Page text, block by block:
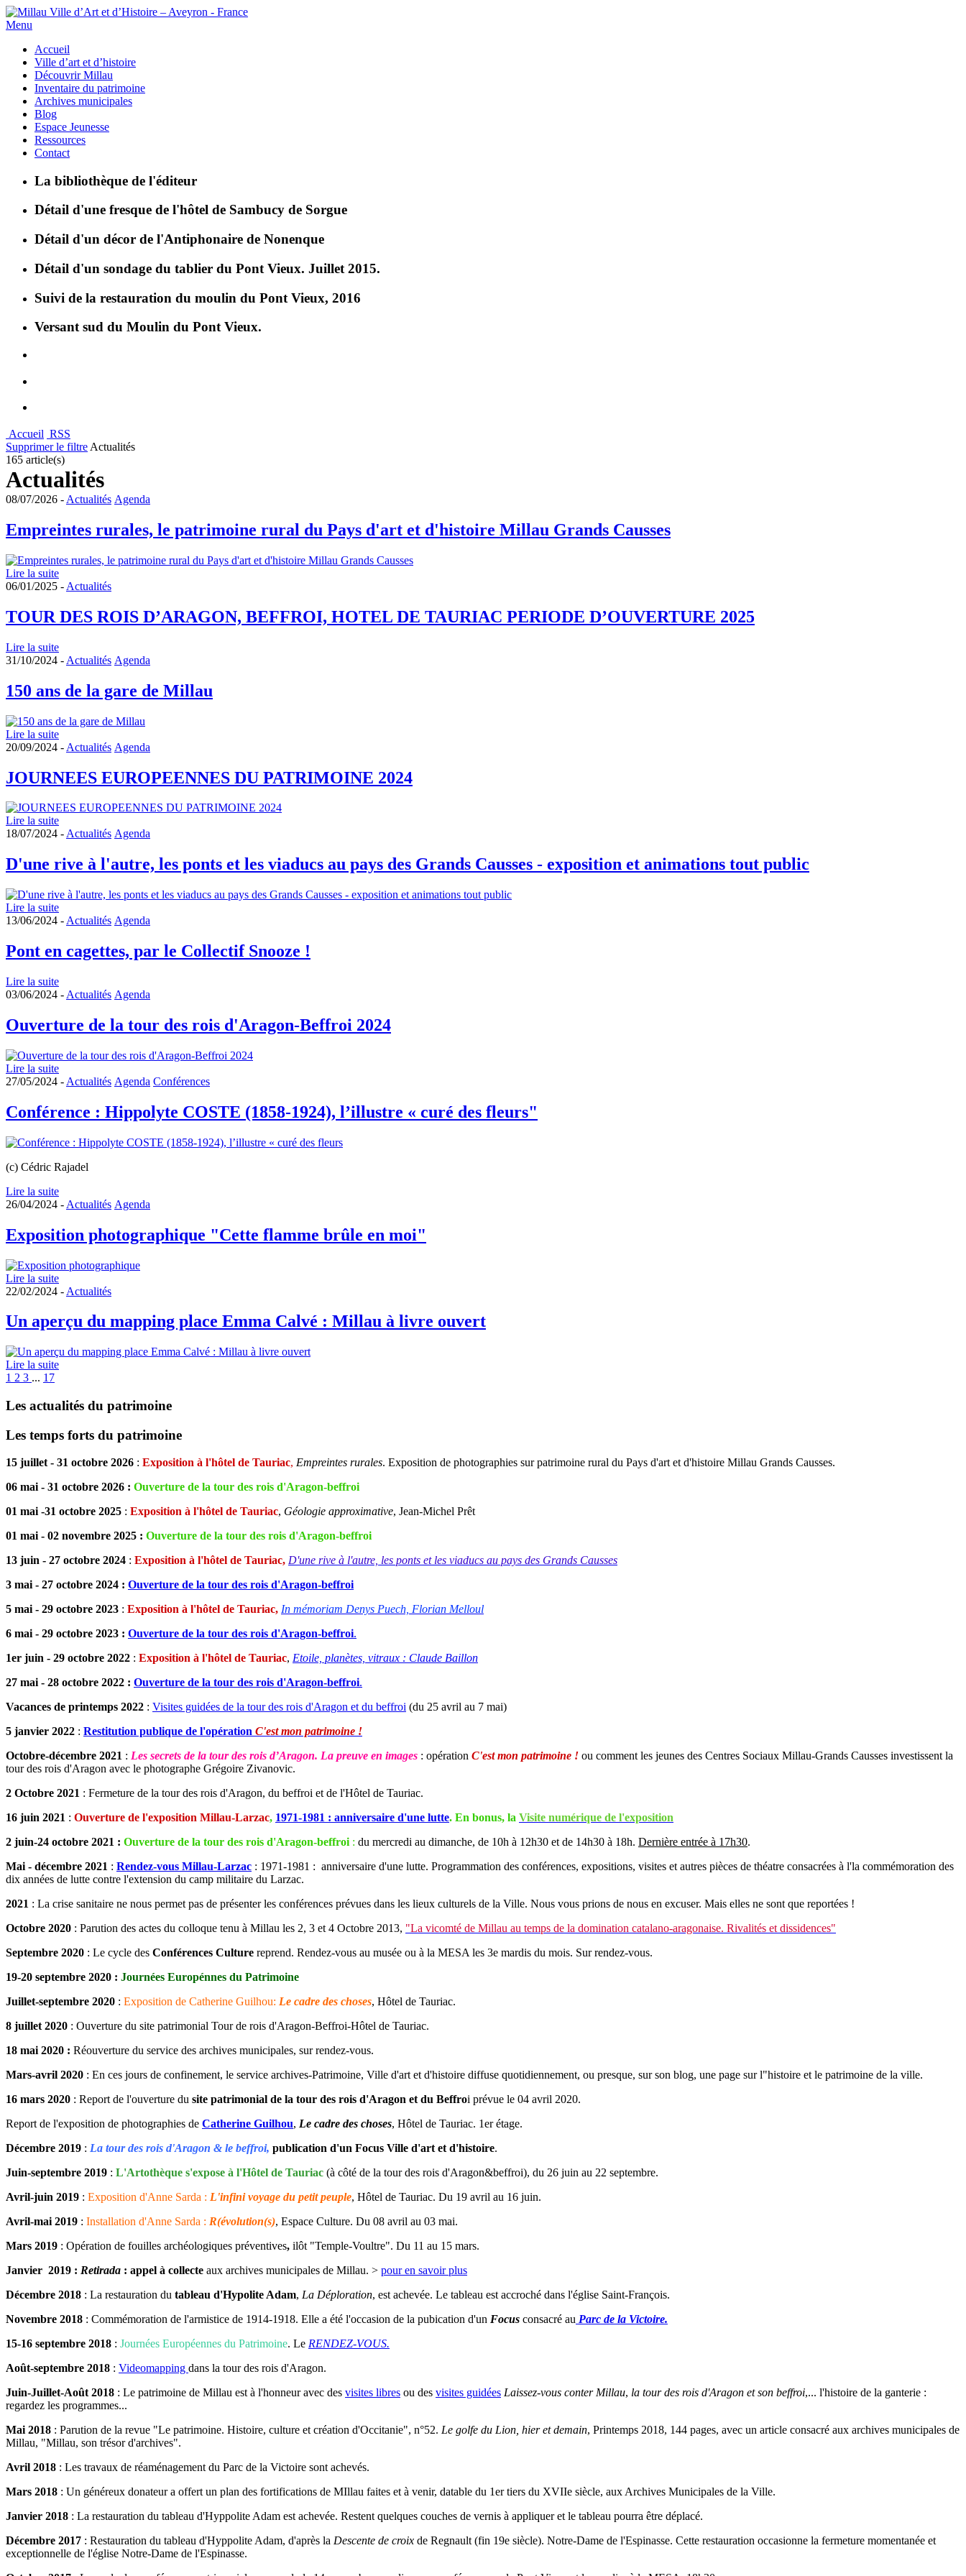
Menu
Accueil
Ville d’art et d’histoire
Découvrir Millau
Inventaire du patrimoine
Archives municipales
Blog
Espace Jeunesse
Ressources
Contact
La bibliothèque de l'éditeur
Détail d'une fresque de l'hôtel de Sambucy de Sorgue
Détail d'un décor de l'Antiphonaire de Nonenque
Détail d'un sondage du tablier du Pont Vieux. Juillet 2015.
Suivi de la restauration du moulin du Pont Vieux, 2016
Versant sud du Moulin du Pont Vieux.
Accueil RSS
Supprimer le filtre Actualités
165 article(s)
Actualités
08/07/2026 - Actualités Agenda
Empreintes rurales, le patrimoine rural du Pays d'art et d'histoire Millau Grands Causses
Lire la suite
06/01/2025 - Actualités
TOUR DES ROIS D’ARAGON, BEFFROI, HOTEL DE TAURIAC PERIODE D’OUVERTURE 2025
Lire la suite
31/10/2024 - Actualités Agenda
150 ans de la gare de Millau
Lire la suite
20/09/2024 - Actualités Agenda
JOURNEES EUROPEENNES DU PATRIMOINE 2024
Lire la suite
18/07/2024 -Actualités Agenda
D'une rive à l'autre, les ponts et les viaducs au pays des Grands Causses - exposition et animations tout public
Lire la suite
13/06/2024 - Actualités Agenda
Pont en cagettes, par le Collectif Snooze !
Lire la suite
03/06/2024 - Actualités Agenda
Ouverture de la tour des rois d'Aragon-Beffroi 2024
Lire la suite
27/05/2024 - Actualités Agenda Conférences
Conférence : Hippolyte COSTE (1858-1924), l’illustre « curé des fleurs"
(c) Cédric Rajadel
Lire la suite
26/04/2024 - Actualités Agenda
Exposition photographique "Cette flamme brûle en moi"
Lire la suite
22/02/2024 - Actualités
Un aperçu du mapping place Emma Calvé : Millau à livre ouvert
Lire la suite
1 2 3 ... 17
Les actualités du patrimoine
Les temps forts du patrimoine
15 juillet - 31 octobre 2026 : Exposition à l'hôtel de Tauriac, Empreintes rurales. Exposition de photographies sur patrimoine rural du Pays d'art et d'histoire Millau Grands Causses.
06 mai - 31 octobre 2026 : Ouverture de la tour des rois d'Aragon-beffroi
01 mai -31 octobre 2025 : Exposition à l'hôtel de Tauriac, Géologie approximative, Jean-Michel Prêt
01 mai - 02 novembre 2025 : Ouverture de la tour des rois d'Aragon-beffroi
13 juin - 27 octobre 2024 : Exposition à l'hôtel de Tauriac, D'une rive à l'autre, les ponts et les viaducs au pays des Grands Causses
3 mai - 27 octobre 2024 : Ouverture de la tour des rois d'Aragon-beffroi
5 mai - 29 octobre 2023 : Exposition à l'hôtel de Tauriac, In mémoriam Denys Puech, Florian Melloul
6 mai - 29 octobre 2023 : Ouverture de la tour des rois d'Aragon-beffroi.
1er juin - 29 octobre 2022 : Exposition à l'hôtel de Tauriac, Etoile, planètes, vitraux : Claude Baillon
27 mai - 28 octobre 2022 : Ouverture de la tour des rois d'Aragon-beffroi.
Vacances de printemps 2022 : Visites guidées de la tour des rois d'Aragon et du beffroi (du 25 avril au 7 mai)
5 janvier 2022 : Restitution publique de l'opération C'est mon patrimoine !
Octobre-décembre 2021 : Les secrets de la tour des rois d’Aragon. La preuve en images : opération C'est mon patrimoine ! ou comment les jeunes des Centres Sociaux Millau-Grands Causses investissent la
tour des rois d'Aragon avec le photographe Grégoire Zivanovic.
2 Octobre 2021 : Fermeture de la tour des rois d'Aragon, du beffroi et de l'Hôtel de Tauriac.
16 juin 2021 : Ouverture de l'exposition Millau-Larzac, 1971-1981 : anniversaire d'une lutte. En bonus, la Visite numérique de l'exposition
2 juin-24 octobre 2021 : Ouverture de la tour des rois d'Aragon-beffroi: du mercredi au dimanche, de 10h à 12h30 et de 14h30 à 18h. Dernière entrée à 17h30.
Mai - décembre 2021 : Rendez-vous Millau-Larzac : 1971-1981 : anniversaire d'une lutte. Programmation des conférences, expositions, visites et autres pièces de théatre consacrées à l'la commémoration des
dix années de lutte contre l'extension du camp militaire du Larzac.
2021 : La crise sanitaire ne nous permet pas de présenter les conférences prévues dans les lieux culturels de la Ville. Nous vous prions de nous en excuser. Mais elles ne sont que reportées !
Octobre 2020 : Parution des actes du colloque tenu à Millau les 2, 3 et 4 Octobre 2013, "La vicomté de Millau au temps de la domination catalano-aragonaise. Rivalités et dissidences"
Septembre 2020 : Le cycle des Conférences Culture reprend. Rendez-vous au musée ou à la MESA les 3e mardis du mois. Sur rendez-vous.
19-20 septembre 2020 : Journées Europénnes du Patrimoine
Juillet-septembre 2020 : Exposition de Catherine Guilhou: Le cadre des choses, Hôtel de Tauriac.
8 juillet 2020 : Ouverture du site patrimonial Tour de rois d'Aragon-Beffroi-Hôtel de Tauriac.
18 mai 2020 : Réouverture du service des archives municipales, sur rendez-vous.
Mars-avril 2020 : En ces jours de confinement, le service archives-Patrimoine, Ville d'art et d'histoire diffuse quotidiennement, ou presque, sur son blog, une page sur l"histoire et le patrimoine de la ville.
16 mars 2020 : Report de l'ouverture du site patrimonial de la tour des rois d'Aragon et du Beffroi prévue le 04 avril 2020.
Report de l'exposition de photographies de Catherine Guilhou, Le cadre des choses, Hôtel de Tauriac. 1er étage.
Décembre 2019 : La tour des rois d'Aragon & le beffroi, publication d'un Focus Ville d'art et d'histoire.
Juin-septembre 2019 : L'Artothèque s'expose à l'Hôtel de Tauriac (à côté de la tour des rois d'Aragon&beffroi), du 26 juin au 22 septembre.
Avril-juin 2019 : Exposition d'Anne Sarda : L'infini voyage du petit peuple, Hôtel de Tauriac. Du 19 avril au 16 juin.
Avril-mai 2019 : Installation d'Anne Sarda : R(évolution(s), Espace Culture. Du 08 avril au 03 mai.
Mars 2019 : Opération de fouilles archéologiques préventives, ilôt "Temple-Voultre". Du 11 au 15 mars.
Janvier 2019 : Retirada : appel à collecte aux archives municipales de Millau. > pour en savoir plus
Décembre 2018 : La restauration du tableau d'Hypolite Adam, La Déploration, est achevée. Le tableau est accroché dans l'église Saint-François.
Novembre 2018 : Commémoration de l'armistice de 1914-1918. Elle a été l'occasion de la pubication d'un Focus consacré au Parc de la Victoire.
15-16 septembre 2018 : Journées Européennes du Patrimoine. Le RENDEZ-VOUS.
Août-septembre 2018 : Videomapping dans la tour des rois d'Aragon.
Juin-Juillet-Août 2018 : Le patrimoine de Millau est à l'honneur avec des visites libres ou des visites guidées Laissez-vous conter Millau, la tour des rois d'Aragon et son beffroi,... l'histoire de la ganterie :
regardez les programmes...
Mai 2018 : Parution de la revue "Le patrimoine. Histoire, culture et création d'Occitanie", n°52. Le golfe du Lion, hier etdemain, Printemps 2018, 144 pages, avec un article consacré aux archives municipales de
Millau, "Millau, son trésor d'archives".
Avril 2018 : Les travaux de réaménagement du Parc de la Victoire sont achevés.
Mars 2018 : Un généreux donateur a offert un plan des fortifications de MIllau faites et à venir, datable du 1er tiers du XVIIe siècle, aux Archives Municipales de la Ville.
Janvier 2018 : La restauration du tableau d'Hyppolite Adam est achevée. Restent quelques couches de vernis à appliquer et le tableau pourra être déplacé.
Décembre 2017 : Restauration du tableau d'Hyppolite Adam, d'après la Descente de croix de Regnault (fin 19e siècle). Notre-Dame de l'Espinasse. Cette restauration occasionne la fermeture momentanée et
exceptionnelle de l'église Notre-Dame de l'Espinasse.